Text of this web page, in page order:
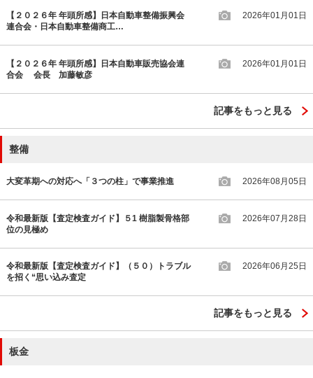
【２０２６年 年頭所感】日本自動車整備振興会
連合会・日本自動車整備商工…
2026年01月01日
【２０２６年 年頭所感】日本自動車販売協会連
合会 会長 加藤敏彦
2026年01月01日
記事をもっと見る
整備
大変革期への対応へ「３つの柱」で事業推進 2026年08月05日
令和最新版【査定検査ガイド】５1 樹脂製骨格部
位の見極め
2026年07月28日
令和最新版【査定検査ガイド】（５０）トラブル
を招く“思い込み査定
2026年06月25日
記事をもっと見る
板金